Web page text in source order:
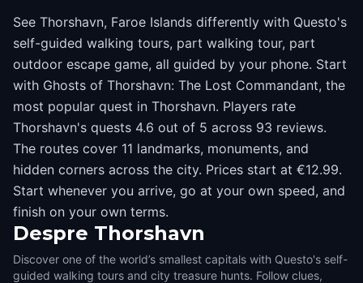
See Thorshavn, Faroe Islands differently with Questo's
self-guided walking tours, part walking tour, part
outdoor escape game, all guided by your phone. Start
with Ghosts of Thorshavn: The Lost Commandant, the
most popular quest in Thorshavn. Players rate
Thorshavn's quests 4.6 out of 5 across 93 reviews.
The routes cover 11 landmarks, monuments, and
hidden corners across the city. Prices start at €12.99.
Start whenever you arrive, go at your own speed, and
finish on your own terms.
Despre Thorshavn
Discover one of the world’s smallest capitals with Questo's self-
guided walking tours and city treasure hunts. Follow clues,